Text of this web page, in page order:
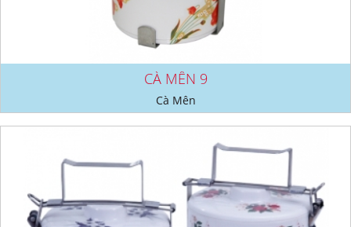
CÀ MÊN 9
Cà Mên